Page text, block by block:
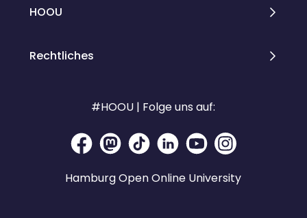
HOOU
Rechtliches
#HOOU | Folge uns auf:
Hamburg Open Online University